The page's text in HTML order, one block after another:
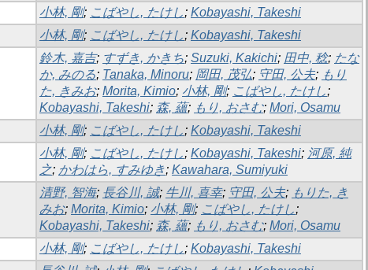
小林, 剛; こばやし, たけし; Kobayashi, Takeshi
小林, 剛; こばやし, たけし; Kobayashi, Takeshi
鈴木, 嘉吉; すずき, かきち; Suzuki, Kakichi; 田中, 稔; たな
か, みのる; Tanaka, Minoru; 岡田, 茂弘; 守田, 公夫; もり
た, きみお; Morita, Kimio; 小林, 剛; こばやし, たけし;
Kobayashi, Takeshi; 森, 蘊; もり, おさむ; Mori, Osamu
小林, 剛; こばやし, たけし; Kobayashi, Takeshi
小林, 剛; こばやし, たけし; Kobayashi, Takeshi; 河原, 純
之; かわはら, すみゆき; Kawahara, Sumiyuki
清野, 智海; 長谷川, 誠; 牛川, 喜幸; 守田, 公夫; もりた, き
みお; Morita, Kimio; 小林, 剛; こばやし, たけし;
Kobayashi, Takeshi; 森, 蘊; もり, おさむ; Mori, Osamu
小林, 剛; こばやし, たけし; Kobayashi, Takeshi